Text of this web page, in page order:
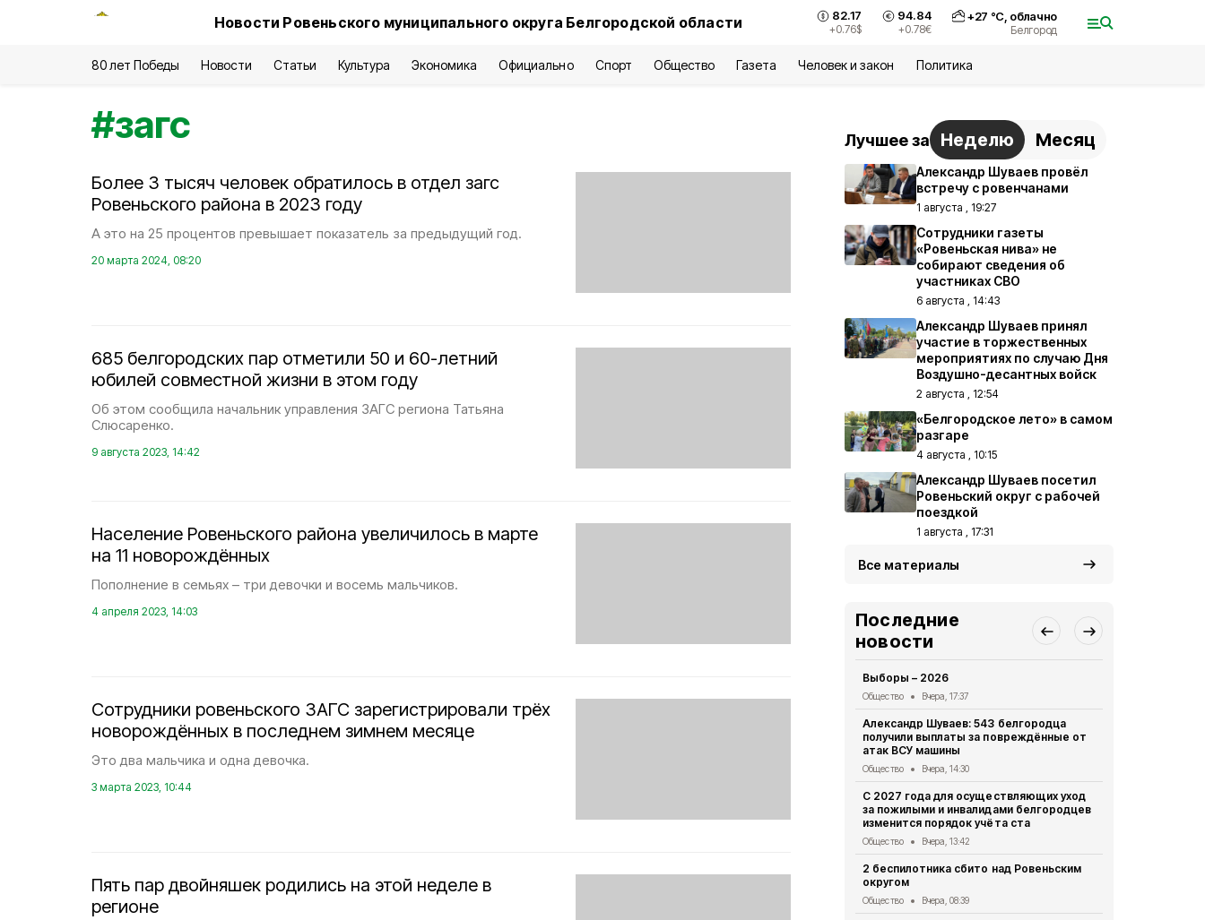
Новости Ровеньского муниципального округа Белгородской области 82.17
+0.76$
94.84
+0.78€
+27 °С, облачно
Белгород
80 лет Победы Новости Статьи Культура Экономика Официально Спорт Общество Газета Человек и закон Политика
#загс
Более 3 тысяч человек обратилось в отдел загс
Ровеньского района в 2023 году
А это на 25 процентов превышает показатель за предыдущий год.
20 марта 2024, 08:20
685 белгородских пар отметили 50 и 60-летний
юбилей совместной жизни в этом году
Об этом сообщила начальник управления ЗАГС региона Татьяна
Слюсаренко.
9 августа 2023, 14:42
Население Ровеньского района увеличилось в марте
на 11 новорождённых
Пополнение в семьях – три девочки и восемь мальчиков.
4 апреля 2023, 14:03
Сотрудники ровеньского ЗАГС зарегистрировали трёх
новорождённых в последнем зимнем месяце
Это два мальчика и одна девочка.
3 марта 2023, 10:44
Пять пар двойняшек родились на этой неделе в
регионе
Лучшее за Неделю Месяц
Александр Шуваев провёл
встречу с ровенчанами
1 августа , 19:27
Сотрудники газеты
«Ровеньская нива» не
собирают сведения об
участниках СВО
6 августа , 14:43
Александр Шуваев принял
участие в торжественных
мероприятиях по случаю Дня
Воздушно-десантных войск
2 августа , 12:54
«Белгородское лето» в самом
разгаре
4 августа , 10:15
Александр Шуваев посетил
Ровеньский округ с рабочей
поездкой
1 августа , 17:31
Все материалы
Последние
новости
Выборы – 2026
Общество Вчера, 17:37
Александр Шуваев: 543 белгородца
получили выплаты за повреждённые от
атак ВСУ машины
Общество Вчера, 14:30
С 2027 года для осуществляющих уход
за пожилыми и инвалидами белгородцев
изменится порядок учёта ста
Общество Вчера, 13:42
2 беспилотника сбито над Ровеньским
округом
Общество Вчера, 08:39